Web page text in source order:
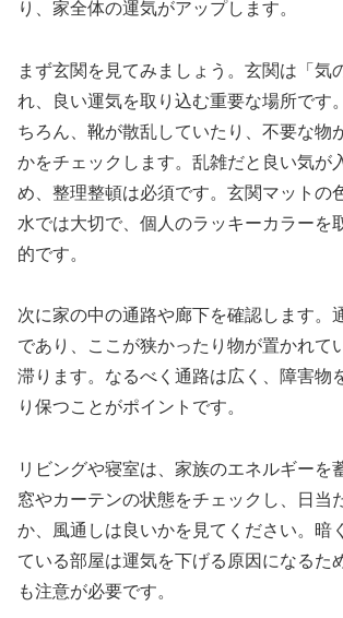
り、家全体の運気がアップします。
まず玄関を見てみましょう。玄関は「気
れ、良い運気を取り込む重要な場所です
ちろん、靴が散乱していたり、不要な物
かをチェックします。乱雑だと良い気が
め、整理整頓は必須です。玄関マットの
水では大切で、個人のラッキーカラーを
的です。
次に家の中の通路や廊下を確認します。
であり、ここが狭かったり物が置かれて
滞ります。なるべく通路は広く、障害物
り保つことがポイントです。
リビングや寝室は、家族のエネルギーを
窓やカーテンの状態をチェックし、日当
か、風通しは良いかを見てください。暗
ている部屋は運気を下げる原因になるた
も注意が必要です。